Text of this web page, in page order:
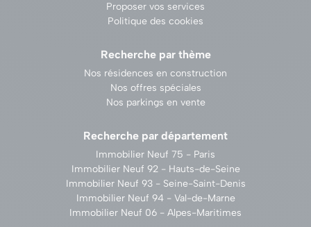
Proposer vos services
Politique des cookies
Recherche par thème
Nos résidences en construction
Nos offres spéciales
Nos parkings en vente
Recherche par département
Immobilier Neuf 75 - Paris
Immobilier Neuf 92 - Hauts-de-Seine
Immobilier Neuf 93 - Seine-Saint-Denis
Immobilier Neuf 94 - Val-de-Marne
Immobilier Neuf 06 - Alpes-Maritimes